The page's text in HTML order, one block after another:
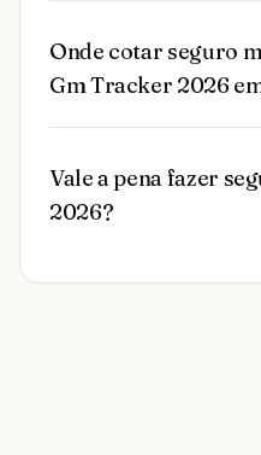
Onde cotar seguro
Gm Tracker 2026
Vale a pena fazer
2026?